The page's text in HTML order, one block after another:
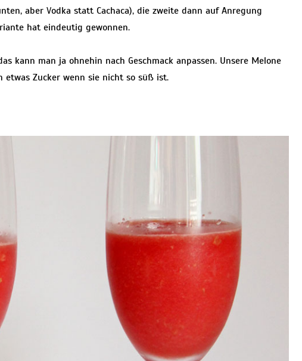
aber Vodka statt Cachaca), die zweite dann auf Anregung
hat eindeutig gewonnen.
kann man ja ohnehin nach Geschmack anpassen. Unsere Melone
Zucker wenn sie nicht so süß ist.